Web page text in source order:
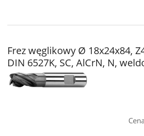
Frez węglikowy Ø 18x24x84,
DIN 6527K, SC, AlCrN, N,